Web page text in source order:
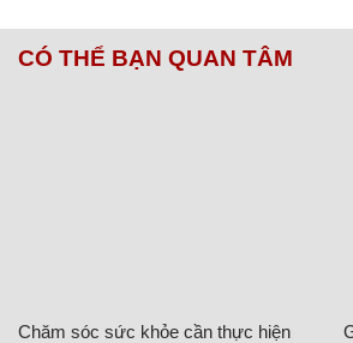
CÓ THỂ BẠN QUAN TÂM
Chăm sóc sức khỏe cần thực hiện